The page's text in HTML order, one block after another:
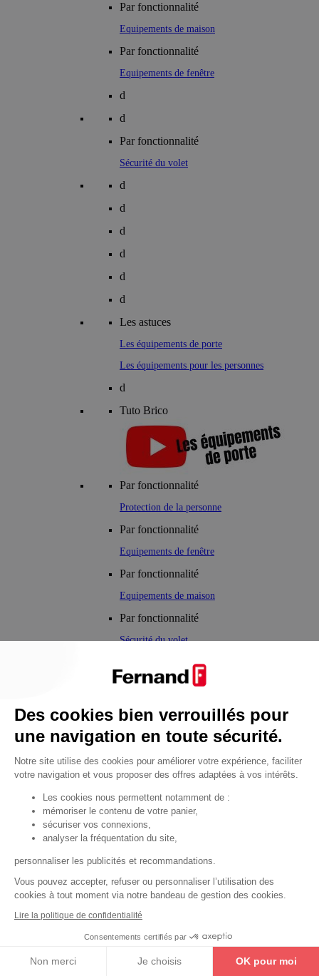
Par fonctionnalité
Equipements de maison
Par fonctionnalité
Equipements de fenêtre
d
d
Par fonctionnalité
Sécurité du volet
d
d
d
d
d
d
Les astuces
Les équipements de porte
Les équipements pour les personnes
d
Tuto Brico
Par fonctionnalité
Protection de la personne
Par fonctionnalité
Equipements de fenêtre
Par fonctionnalité
Equipements de maison
Par fonctionnalité
Sécurité du volet
Par fonctionnalité
Cendrier
Par fonctionnalité
Equipements de porte
•Judas de porte
Fermes-portes
•Arrêts de porte
•Butoirs de porte
• Charnières de porte
• Accessoires de fixation
Les astuces
Les équipements de porte
Les équipements pour les personnes
Des cookies bien verrouillés pour
une navigation en toute sécurité.
Notre site utilise des cookies pour améliorer votre expérience, faciliter
votre navigation et vous proposer des offres adaptées à vos intérêts.
Les cookies nous permettent notamment de :
mémoriser le contenu de votre panier,
sécuriser vos connexions,
analyser la fréquentation du site,
personnaliser les publicités et recommandations.
Vous pouvez accepter, refuser ou personnaliser l’utilisation des
cookies à tout moment via notre bandeau de gestion des cookies.
Lire la politique de confidentialité
Consentements certifiés par
Non merci Je choisis OK pour moi